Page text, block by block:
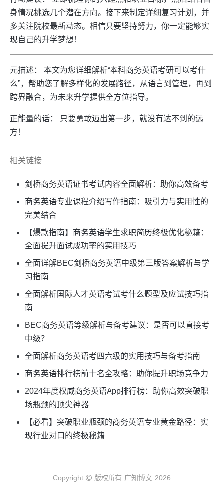
身情况挑选几个潜在方向。接下来制定详细复习计划，并
多关注院校最新动态。相信只要坚持努力，你一定能够实
现自己的升学梦想！
元描述： 本文为您详细解析“本科商务英语考研可以考什
么”，帮助您了解多样化的发展路径，从语言到管理，再到
跨界融合，为未来升学提供全方位指导。
正能量的话： 只要勇敢迈出第一步，就没有达不到的远
方！
相关链接
剑桥商务英语证书考试内容全面解析：助你高效备考
商务英语专业课程介绍写作指南：吸引力与实用性的
完美结合
【爆款指南】商务英语学生求职简历终极优化秘籍：
全面提升面试成功率的实用技巧
全面详解BEC剑桥商务英语中级第三版答案解析与学
习指南
全面解析国际人才英语考试考什么题型及应试技巧指
南
BEC商务英语等级解析与备考建议：是否可以直接考
中级？
全面解析商务英语考四六级的实用技巧与备考指南
商务英语排行榜前十名全攻略：助你提升职场竞争力
2024年度权威商务英语App排行榜：助你高效突破职
场瓶颈的顶尖神器
【必看】突破职业瓶颈的商务英语专业黄金路径：实
现行业对口的终极秘籍
Copyright 版权所有 广知博文 2026